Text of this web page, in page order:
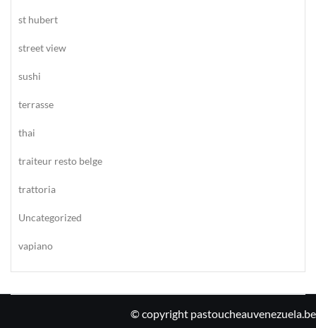
st hubert
street view
sushi
terrasse
thai
traiteur resto belge
trattoria
Uncategorized
vapiano
© copyright pastoucheauvenezuela.be